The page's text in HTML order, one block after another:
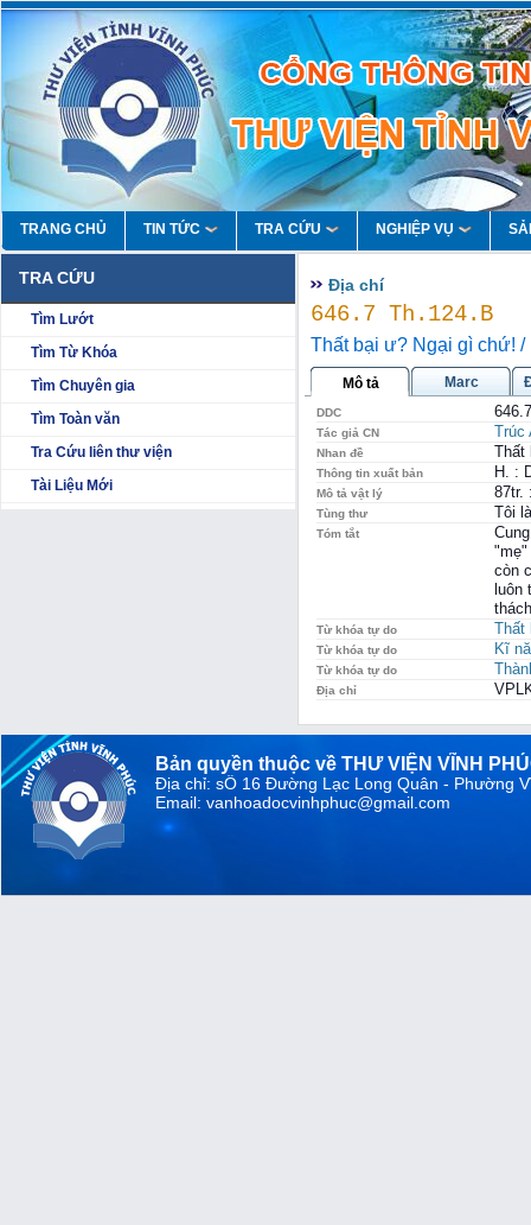
TRANG CHỦ TIN TỨC TRA CỨU NGHIỆP VỤ
TRA CỨU
Tìm Lướt
Tìm Từ Khóa
Tìm Chuyên gia
Tìm Toàn văn
Tra Cứu liên thư viện
Tài Liệu Mới
Địa chí
646.7 Th.124.B
Thất bại ư? Ngại gì chứ! /
Mô tả Marc
DDC 646.7
Tác giả CN Trúc
Nhan đề Thất
Thông tin xuất bản H. :
Mô tả vật lý 87tr.
Tùng thư Tôi
Tóm tắt
"mẹ"
còn
luôn
thách
Từ khóa tự do Thất
Từ khóa tự do Kĩ
Từ khóa tự do
Địa chỉ
Bản quyền thuộc về THƯ VIỆN VĨNH
Địa chỉ: sỐ 16 Đường Lạc Long Quân - Phường
Email: vanhoadocvinhphuc@gmail.com